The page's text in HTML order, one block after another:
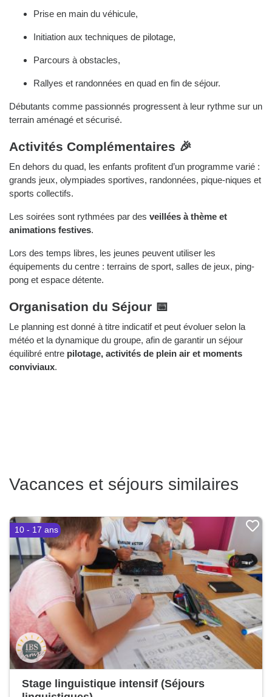
Prise en main du véhicule,
Initiation aux techniques de pilotage,
Parcours à obstacles,
Rallyes et randonnées en quad en fin de séjour.
Débutants comme passionnés progressent à leur rythme sur un
terrain aménagé et sécurisé.
Activités Complémentaires 🎉
En dehors du quad, les enfants profitent d’un programme varié :
grands jeux, olympiades sportives, randonnées, pique-niques et
sports collectifs.
Les soirées sont rythmées par des veillées à thème et
animations festives.
Lors des temps libres, les jeunes peuvent utiliser les
équipements du centre : terrains de sport, salles de jeux, ping-
pong et espace détente.
Organisation du Séjour 📅
Le planning est donné à titre indicatif et peut évoluer selon la
météo et la dynamique du groupe, afin de garantir un séjour
équilibré entre pilotage, activités de plein air et moments
conviviaux.
Vacances et séjours similaires
10 - 17 ans
Stage linguistique intensif (Séjours